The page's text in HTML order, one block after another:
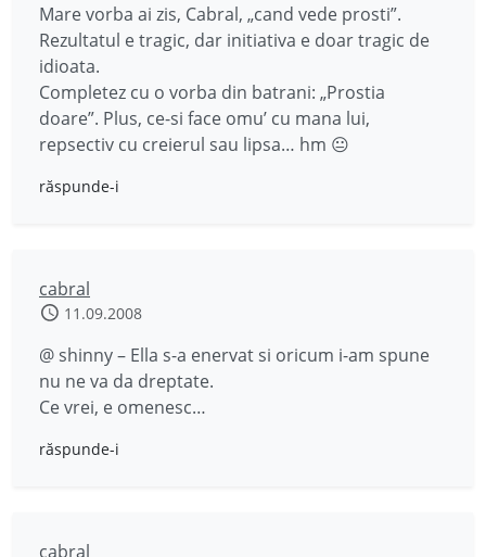
Mare vorba ai zis, Cabral, „cand vede prosti”.
Rezultatul e tragic, dar initiativa e doar tragic de
idioata.
Completez cu o vorba din batrani: „Prostia
doare”. Plus, ce-si face omu’ cu mana lui,
repsectiv cu creierul sau lipsa… hm 😐
răspunde-i
cabral
11.09.2008
@ shinny – Ella s-a enervat si oricum i-am spune
nu ne va da dreptate.
Ce vrei, e omenesc…
răspunde-i
cabral